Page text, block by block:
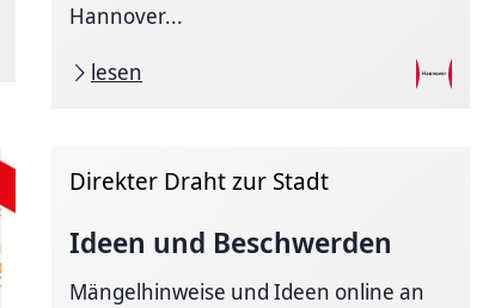
Hannover...
lesen
Direkter Draht zur Stadt
Ideen und Beschwerden
Mängelhinweise und Ideen online an